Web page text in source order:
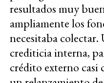
resultados muy
ampliamente los
necesitaba
crediticia interna,
crédito externo